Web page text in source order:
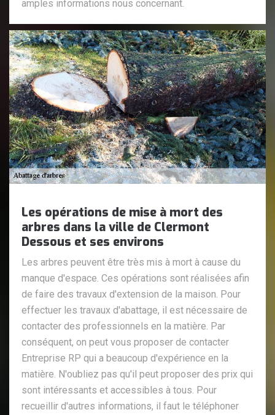
amples informations nous concernant.
Les opérations de mise à mort des
arbres dans la ville de Clermont
Dessous et ses environs
Les arbres peuvent être très mis à mort à cause du
manque d'espace. Ces opérations sont réalisées afin
de faire des travaux d'extension de la maison. Pour
effectuer les travaux d'abattage, il est nécessaire de
contacter des professionnels en la matière. Par
conséquent, on peut vous proposer de contacter
Entreprise RP qui a beaucoup d'expérience en la
matière. N'oubliez pas qu'il peut proposer des prix qui
sont intéressants et accessibles à tous. Pour
recueillir d'autres informations, il faut le téléphoner